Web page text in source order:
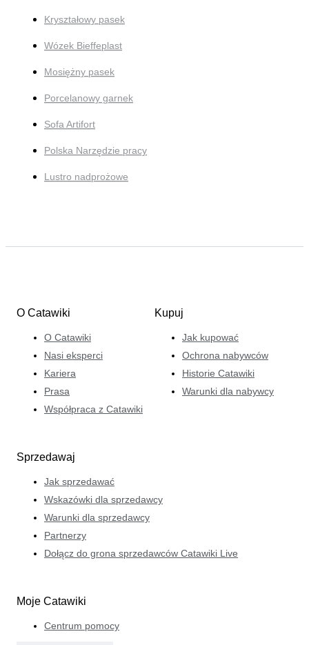
Kryształowy pasek
Wózek Bieffeplast
Mosiężny pasek
Porcelanowy garnek
Sofa Artifort
Polska Narzędzie pracy
Lustro nadprożowe
O Catawiki
O Catawiki
Nasi eksperci
Kariera
Prasa
Współpraca z Catawiki
Kupuj
Jak kupować
Ochrona nabywców
Historie Catawiki
Warunki dla nabywcy
Sprzedawaj
Jak sprzedawać
Wskazówki dla sprzedawcy
Warunki dla sprzedawcy
Partnerzy
Dołącz do grona sprzedawców Catawiki Live
Moje Catawiki
Centrum pomocy